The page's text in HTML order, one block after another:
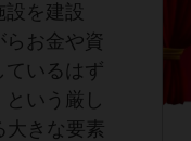
を建設
らお金や資
いるはず
いう厳し
大きな要素